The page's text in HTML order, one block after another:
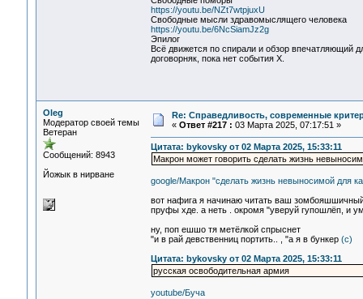
https://youtu.be/NZt7wtpjuxU
Свободные мысли здравомыслящего человека
https://youtu.be/6NcSiamJz2g
Эпилог
Всё движется по спирали и обзор впечатляющий
договорняк, пока нет события Х.
Oleg
Модератор своей темы
Ветеран
Сообщений: 8943
Йожык в нирване
Re: Справедливость, современные
« Ответ #217 : 03 Марта 2025, 07:17:51 »
Цитата: bykovsky от 02 Марта 2025, 15:33:11
Макрон может говорить сделать жизнь
google/Макрон "сделать жизнь невыносимой для
вот нафига я начинаю читать ваш
пруфы хде. а неть . окромя "уверуй гупошлёп, и
ну, поп ешшо тя метёлкой спрыснет
"и в рай девственниц портить.. , "а я в бункер (с)
Цитата: bykovsky от 02 Марта 2025, 15:33:11
русская освободительная армия
youtube/Буча